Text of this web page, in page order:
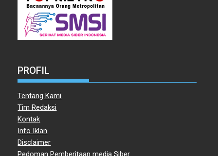
PROFIL
Tentang Kami
Tim Redaksi
Kontak
Info Iklan
Disclaimer
Pedoman Pemberitaan media Siber